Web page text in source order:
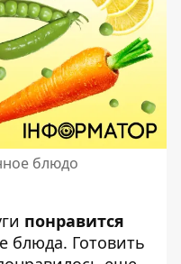
блюдо
понравится
блюда. Готовить